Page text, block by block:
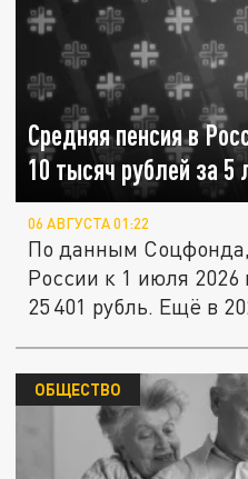
Средняя пенсия в
10 тысяч рублей за 5
06 АВГУСТА 01:22
По данным
России к 1 июля 2026
25 401 рубль. Ещё в
ОБЩЕСТВО